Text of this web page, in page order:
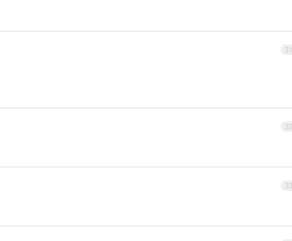
31
32
33